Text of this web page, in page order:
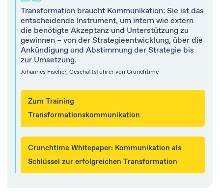
Transformation braucht Kommunikation: Sie ist das
entscheidende Instrument, um intern wie extern
die benötigte Akzeptanz und Unterstützung zu
gewinnen – von der Strategieentwicklung, über die
Ankündigung und Abstimmung der Strategie bis
zur Umsetzung.
Johannes Fischer, Geschäftsführer von Crunchtime
Zum Training
Transformationskommunikation
Crunchtime Whitepaper: Kommunikation als
Schlüssel zur erfolgreichen Transformation